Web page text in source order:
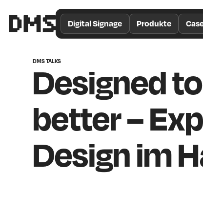
Theme
Digital Signage Produkte
DMS TALKS
Designed
better –
Design im